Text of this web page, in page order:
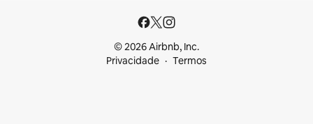
© 2026 Airbnb, Inc.
Privacidade
Termos